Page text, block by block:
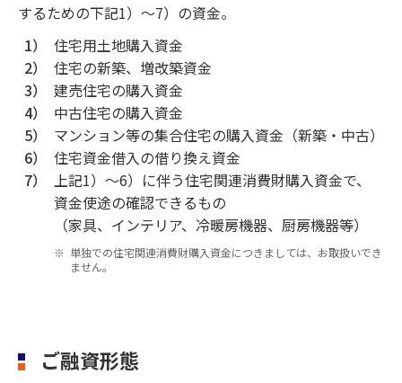
するための下記1）～7）の資金。
1）
住宅用土地購入資金
2）
住宅の新築、増改築資金
3）
建売住宅の購入資金
4）
中古住宅の購入資金
5）
マンション等の集合住宅の購入資金（新築・中古）
6）
住宅資金借入の借り換え資金
7）
上記1）～6）に伴う住宅関連消費財購入資金で、
資金使途の確認できるもの
（家具、インテリア、冷暖房機器、厨房機器等）
単独での住宅関連消費財購入資金につきましては、お取扱いでき
ません。
ご融資形態